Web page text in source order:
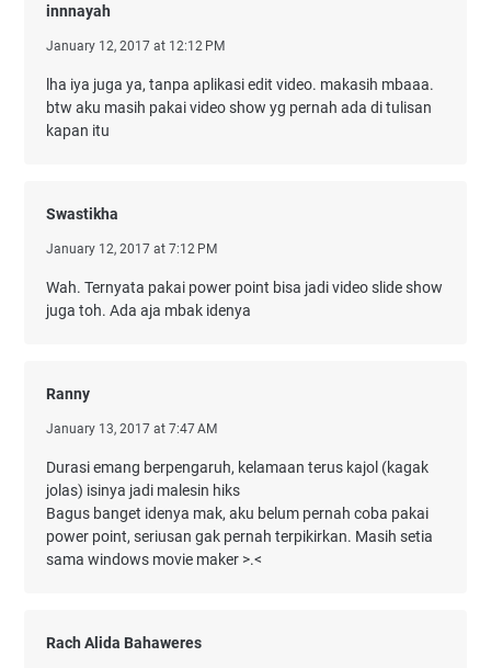
innnayah
January 12, 2017 at 12:12 PM
lha iya juga ya, tanpa aplikasi edit video. makasih mbaaa.
btw aku masih pakai video show yg pernah ada di tulisan
kapan itu
Swastikha
January 12, 2017 at 7:12 PM
Wah. Ternyata pakai power point bisa jadi video slide show
juga toh. Ada aja mbak idenya
Ranny
January 13, 2017 at 7:47 AM
Durasi emang berpengaruh, kelamaan terus kajol (kagak
jolas) isinya jadi malesin hiks
Bagus banget idenya mak, aku belum pernah coba pakai
power point, seriusan gak pernah terpikirkan. Masih setia
sama windows movie maker >.<
Rach Alida Bahaweres